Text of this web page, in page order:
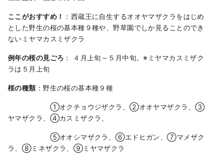
ここがおすすめ！
：西蔵王に自生するオオヤマザクラをはじめ
とした野生の桜の基本種９種や、野草園でしか見ることのでき
ないミヤマカスミザクラ
例年の桜の見ごろ ： ４月上旬～５月中旬。※ミヤマカスミザク
ラは５月上旬
桜の種類 ：野生の桜の基本種９種
①オクチョウジザクラ、②オオヤマザクラ、③
ヤマザクラ、④カスミザクラ、
⑤オオシマザクラ、⑥エドヒガン、⑦マメザク
ラ、⑧ミネザクラ、⑨ミヤマザクラ